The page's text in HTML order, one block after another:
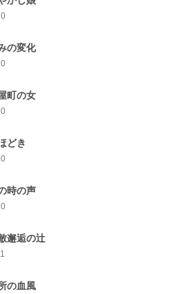
の変化
町の女
どき
時の声
邂逅の辻
の血風